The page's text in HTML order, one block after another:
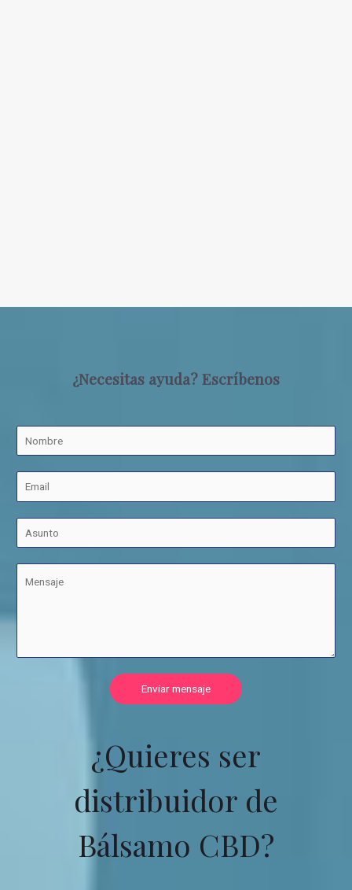
¿Necesitas ayuda? Escríbenos
Enviar mensaje
¿Quieres ser
distribuidor de
Bálsamo CBD?